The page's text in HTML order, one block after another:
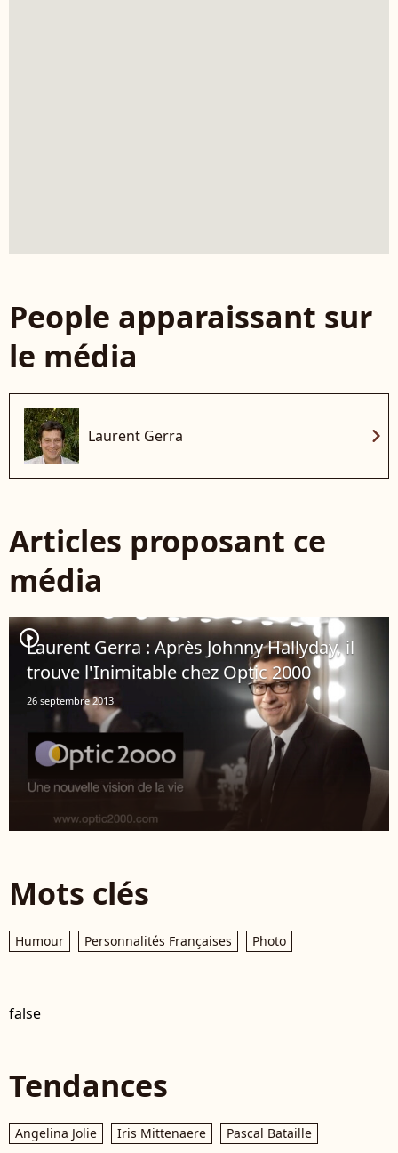
People apparaissant sur
le média
Laurent Gerra chevron_right
Articles proposant ce
média
player2
Laurent Gerra : Après Johnny Hallyday, il
trouve l'Inimitable chez Optic 2000
26 septembre 2013
Mots clés
Humour Personnalités Françaises Photo
false
Tendances
Angelina Jolie Iris Mittenaere Pascal Bataille